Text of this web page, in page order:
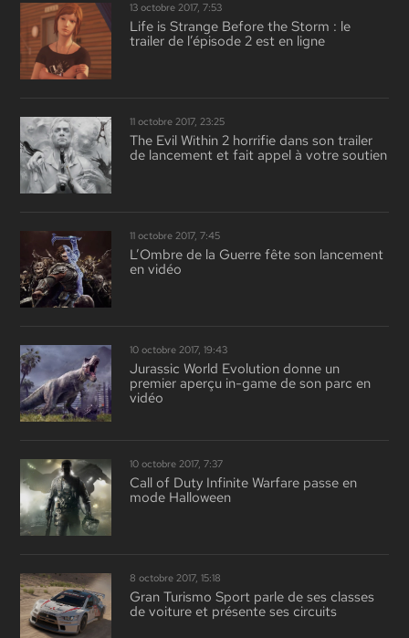
13 octobre 2017, 7:53
Life is Strange Before the Storm : le
trailer de l’épisode 2 est en ligne
11 octobre 2017, 23:25
The Evil Within 2 horrifie dans son trailer
de lancement et fait appel à votre soutien
11 octobre 2017, 7:45
L’Ombre de la Guerre fête son lancement
en vidéo
10 octobre 2017, 19:43
Jurassic World Evolution donne un
premier aperçu in-game de son parc en
vidéo
10 octobre 2017, 7:37
Call of Duty Infinite Warfare passe en
mode Halloween
8 octobre 2017, 15:18
Gran Turismo Sport parle de ses classes
de voiture et présente ses circuits